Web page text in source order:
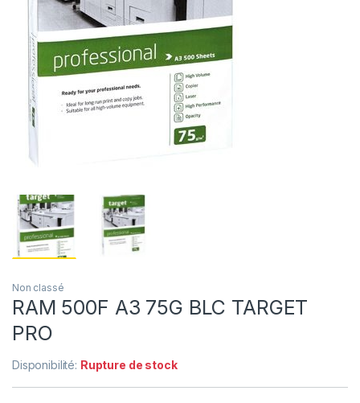
Non classé
RAM 500F A3 75G BLC TARGET
PRO
Disponibilité: Rupture de stock